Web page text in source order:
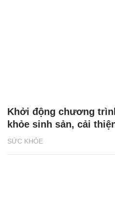
SỨC KHỎE
Khởi động chương
khỏe sinh sản, cải